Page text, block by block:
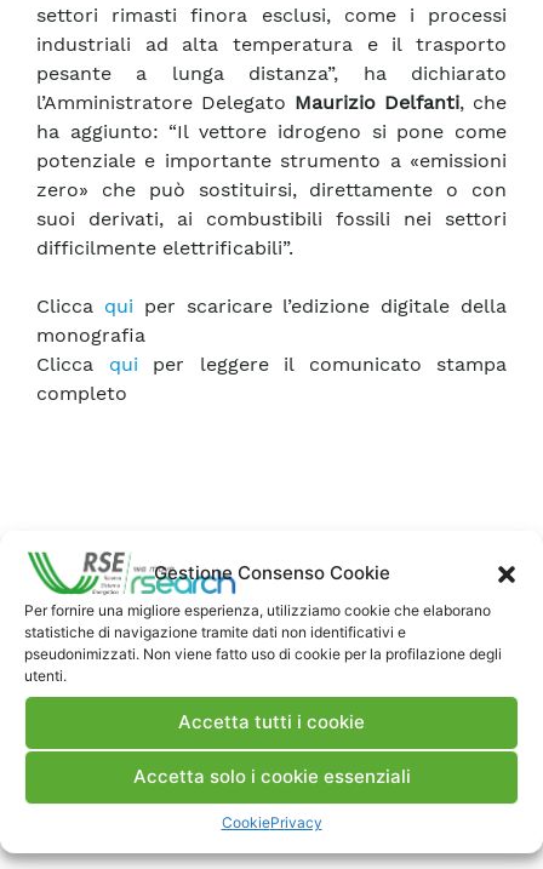
Gestione Consenso Cookie
Per fornire una migliore esperienza, utilizziamo cookie che elaborano
statistiche di navigazione tramite dati non identificativi e
pseudonimizzati. Non viene fatto uso di cookie per la profilazione degli
utenti.
Accetta tutti i cookie
Accetta solo i cookie essenziali
CookiePrivacy
settori rimasti finora esclusi, come i processi
industriali ad alta temperatura e il trasporto
pesante a lunga distanza”, ha dichiarato
l’Amministratore Delegato Maurizio Delfanti, che
ha aggiunto: “Il vettore idrogeno si pone come
potenziale e importante strumento a «emissioni
zero» che può sostituirsi, direttamente o con
suoi derivati, ai combustibili fossili nei settori
difficilmente elettrificabili”.
Clicca qui per scaricare l’edizione digitale della
monografia
Clicca qui per leggere il comunicato stampa
completo
Note Legali
Dove siamo